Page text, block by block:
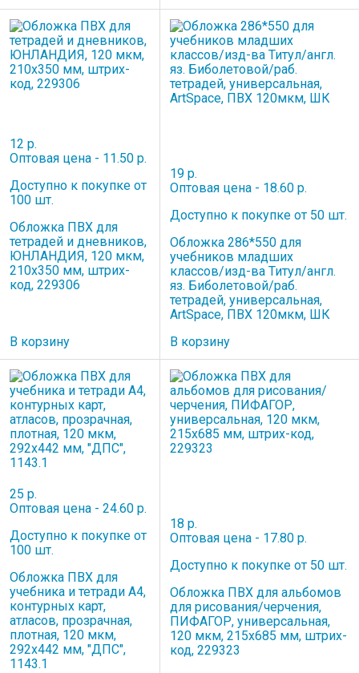
12 р.
Оптовая цена - 11.50 р.
Доступно к покупке от
100 шт.
Обложка ПВХ для
тетрадей и дневников,
ЮНЛАНДИЯ, 120 мкм,
210х350 мм, штрих-
код, 229306
В корзину
19 р.
Оптовая цена - 18.60 р.
Доступно к покупке от 50 шт.
Обложка 286*550 для
учебников младших
классов/изд-ва Титул/англ.
яз. Биболетовой/раб.
тетрадей, универсальная,
ArtSpace, ПВХ 120мкм, ШК
В корзину
25 р.
Оптовая цена - 24.60 р.
Доступно к покупке от
100 шт.
Обложка ПВХ для
учебника и тетради А4,
контурных карт,
атласов, прозрачная,
плотная, 120 мкм,
292х442 мм, "ДПС",
1143.1
18 р.
Оптовая цена - 17.80 р.
Доступно к покупке от 50 шт.
Обложка ПВХ для альбомов
для рисования/черчения,
ПИФАГОР, универсальная,
120 мкм, 215х685 мм, штрих-
код, 229323